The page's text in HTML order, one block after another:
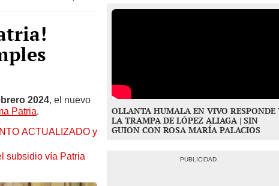
Patria.
ACTUALIZADO y
vía Patria
OLLANTA HUMALA EN VIVO RESPONDE Y
LA TRAMPA DE LÓPEZ ALIAGA | SIN
GUION CON ROSA MARÍA PALACIOS